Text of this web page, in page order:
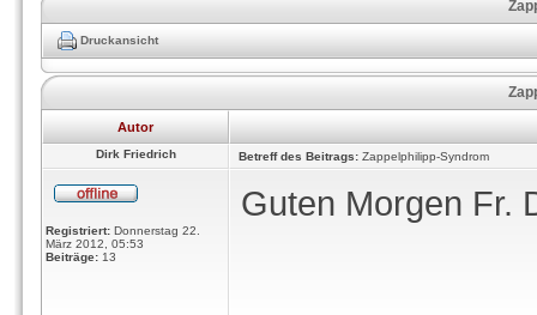
Druckansicht
Autor
Dirk Friedrich Betreff des Beitrags: Zappelphilipp-Syndrom
Registriert: Donnerstag 22.
März 2012, 05:53
Beiträge: 13
Guten Morgen Fr.